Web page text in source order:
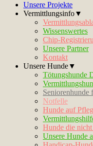
Unsere Projekte
Vermittlungsinfo▼
Wissenswertes
Chip-
Unsere Partner
Kontakt
Unsere Hunde▼
Tötungshunde
Seniorenhunde
Notfelle
Hunde auf
Hunde die
Unsere Hunde